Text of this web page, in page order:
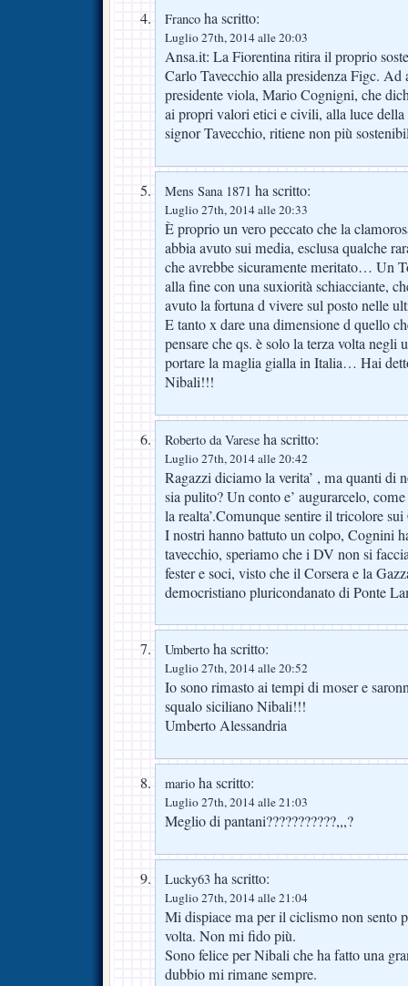
Franco ha scritto:
Luglio 27th, 2014 alle 20:03
Ansa.it: La Fiorentina ritira il proprio
Carlo Tavecchio alla presidenza Figc. Ad
presidente viola, Mario Cognigni, che
ai propri valori etici e civili, alla luce della
signor Tavecchio, ritiene non più
Mens Sana 1871 ha scritto:
Luglio 27th, 2014 alle 20:33
È proprio un vero peccato che la
abbia avuto sui media, esclusa qualche
che avrebbe sicuramente meritato… Un
alla fine con una suxiorità schiacciante,
avuto la fortuna d vivere sul posto nelle
E tanto x dare una dimensione d quello
pensare che qs. è solo la terza volta negli
portare la maglia gialla in Italia… Hai
Nibali!!!
Roberto da Varese ha scritto:
Luglio 27th, 2014 alle 20:42
Ragazzi diciamo la verita’ , ma quanti di
sia pulito? Un conto e’ augurarcelo,
la realta’.Comunque sentire il tricolore
I nostri hanno battuto un colpo, Cognini
tavecchio, speriamo che i DV non si
fester e soci, visto che il Corsera e la
democristiano pluricondanato di Ponte
Umberto ha scritto:
Luglio 27th, 2014 alle 20:52
Io sono rimasto ai tempi di moser e
squalo siciliano Nibali!!!
Umberto Alessandria
mario ha scritto:
Luglio 27th, 2014 alle 21:03
Meglio di pantani???????????,,,?
Lucky63 ha scritto:
Luglio 27th, 2014 alle 21:04
Mi dispiace ma per il ciclismo non sento
volta. Non mi fido più.
Sono felice per Nibali che ha fatto una
dubbio mi rimane sempre.